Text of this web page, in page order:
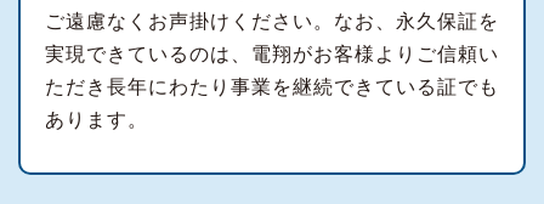
ご遠慮なくお声掛けください。なお、永久保証を
実現できているのは、電翔がお客様よりご信頼い
ただき長年にわたり事業を継続できている証でも
あります。